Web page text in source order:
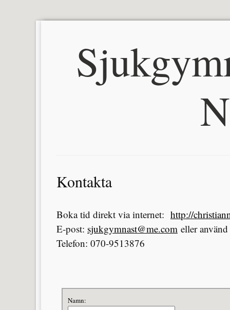
Kontakta
Boka tid direkt via internet: http://
E-post: sjukgymnast@me.com eller
Telefon: 070-9513876
Namn: